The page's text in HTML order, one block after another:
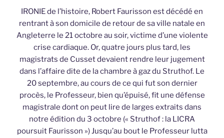
IRONIE de l’histoire, Robert Faurisson est décédé en
rentrant à son domicile de retour de sa ville natale en
Angleterre le 21 octobre au soir, victime d’une violente
crise cardiaque. Or, quatre jours plus tard, les
magistrats de Cusset devaient rendre leur jugement
dans l’affaire dite de la chambre à gaz du Struthof. Le
20 septembre, au cours de ce qui fut son dernier
procès, le Professeur, bien qu’épuisé, fit une défense
magistrale dont on peut lire de larges extraits dans
notre édition du 3 octobre (« Struthof : la LICRA
poursuit Faurisson ») Jusqu’au bout le Professeur lutta